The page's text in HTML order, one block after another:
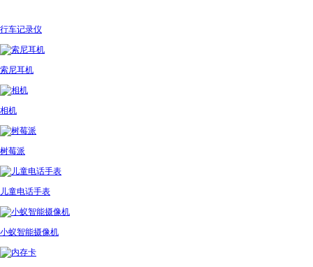
行车记录仪
索尼耳机
相机
树莓派
儿童电话手表
小蚁智能摄像机